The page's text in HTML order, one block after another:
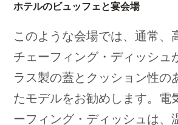
ホテルのビュッフェと宴会場
このような会場では、通常、
チェーフィング・ディッシュ
ラス製の蓋とクッション性の
たモデルをお勧めします。電
ーフィング・ディッシュは、